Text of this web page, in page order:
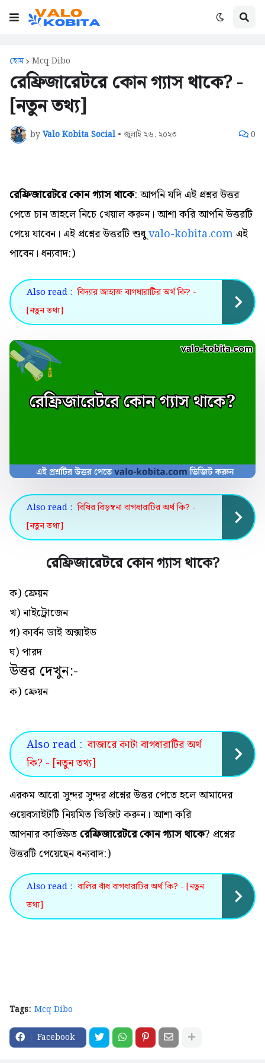
হোম Mcq Dibo
রেফ্রিজারেটরে কোন গ্যাস থাকে? -
[নতুন তথ্য]
byValo Kobita Social • জুলাই ২৬, ২০২৩ 0
রেফ্রিজারেটরে কোন গ্যাস থাকে: আপনি যদি এই প্রশ্নর উত্তর
পেতে চান তাহলে নিচে খেয়াল করুন। আশা করি আপনি উত্তরটি
পেয়ে যাবেন। এই প্রশ্নের উত্তরটি শুধুvalo-kobita.comএই
পাবেন। ধন্যবাদ:)
Also read : বিদ্যার জাহাজ বাগধারাটির অর্থ কি? -
[নতুন তথ্য]
Also read : বিধির বিড়ম্বনা বাগধারাটির অর্থ কি? -
[নতুন তথ্য]
রেফ্রিজারেটরে কোন গ্যাস থাকে?
ক) ফ্রেয়ন
খ) নাইট্রোজেন
গ) কার্বন ডাই অক্সাইড
ঘ) পারদ
উত্তর দেখুন:-
ক) ফ্রেয়ন
Also read : বাজারে কাটা বাগধারাটির অর্থ
কি? - [নতুন তথ্য]
এরকম আরো সুন্দর সুন্দর প্রশ্নের উত্তর পেতে হলে আমাদের
ওয়েবসাইটটি নিয়মিত ভিজিট করুন। আশা করি
আপনার কাঙ্ক্ষিতরেফ্রিজারেটরে কোন গ্যাস থাকে? প্রশ্নের
উত্তরটি পেয়েছেন ধন্যবাদ:)
Also read : বালির বাঁধ বাগধারাটির অর্থ কি? - [নতুন
তথ্য]
Tags: Mcq Dibo
Facebook